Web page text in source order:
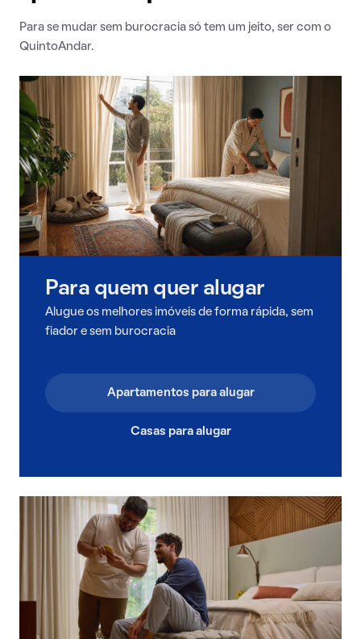
Para se mudar sem burocracia só tem um jeito, ser com o
QuintoAndar.
Para quem quer alugar
Alugue os melhores imóveis de forma rápida, sem
fiador e sem burocracia
Apartamentos para alugar
Casas para alugar